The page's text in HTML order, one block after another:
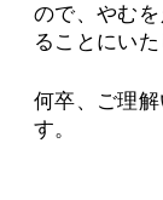
ので、やむ
ることにいた
何卒、ご理
す。